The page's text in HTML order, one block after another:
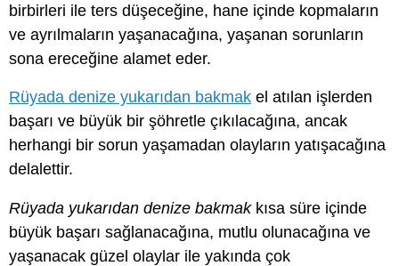
birbirleri ile ters düşeceğine, hane içinde kopmaların
ve ayrılmaların yaşanacağına, yaşanan sorunların
sona ereceğine alamet eder.
Rüyada denize yukarıdan bakmak el atılan işlerden
başarı ve büyük bir şöhretle çıkılacağına, ancak
herhangi bir sorun yaşamadan olayların yatışacağına
delalettir.
Rüyada yukarıdan denize bakmakkısa süre içinde
büyük başarı sağlanacağına, mutlu olunacağına ve
yaşanacak güzel olaylar ile yakında çok